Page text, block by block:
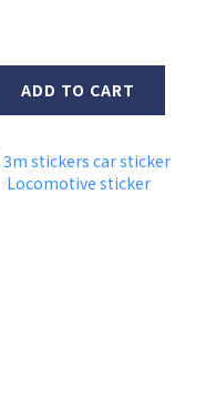
ADD TO CART